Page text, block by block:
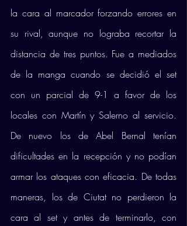
la cara al marcador forzando errores en
su rival, aunque no lograba recortar la
distancia de tres puntos. Fue a mediados
de la manga cuando se decidió el set
con un parcial de 9-1 a favor de los
locales con Martín y Salerno al servicio.
De nuevo los de Abel Bernal tenían
dificultades en la recepción y no podían
armar los ataques con eficacia. De todas
maneras, los de Ciutat no perdieron la
cara al set y antes de terminarlo, con